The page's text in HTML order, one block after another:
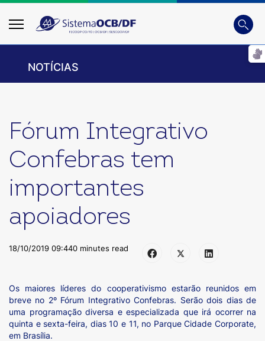
Busca
NOTÍCIAS
Fórum Integrativo
Confebras tem
importantes
apoiadores
18/10/2019 09:440 minutes read
Os maiores líderes do cooperativismo estarão reunidos em
breve no 2º Fórum Integrativo Confebras. Serão dois dias de
uma programação diversa e especializada que irá ocorrer na
quinta e sexta-feira, dias 10 e 11, no Parque Cidade Corporate,
em Brasília.